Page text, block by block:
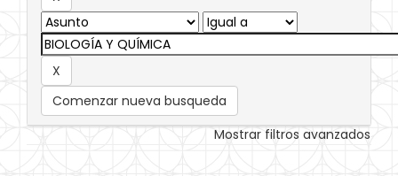
Comenzar nueva busqueda
Mostrar filtros avanzados